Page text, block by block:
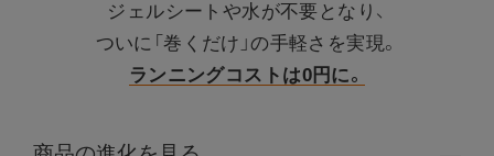
ジェルシートや水が不要となり、
ついに「巻くだけ」の手軽さを実現。
ランニングコストは0円に。